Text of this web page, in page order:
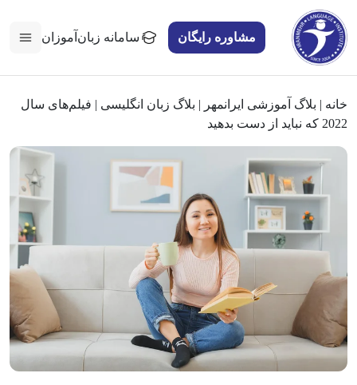
مشاوره رایگان سامانه زبان‌آموزان
خانه | بلاگ آموزشی ایرانمهر | بلاگ زبان انگلیسی | فیلم‌های سال
2022 که نباید از دست بدهید